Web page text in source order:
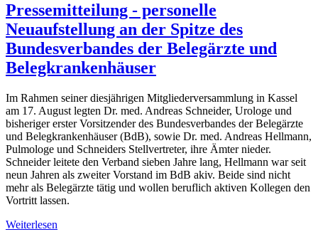
Pressemitteilung - personelle
Neuaufstellung an der Spitze des
Bundesverbandes der Belegärzte und
Belegkrankenhäuser
Im Rahmen seiner diesjährigen Mitgliederversammlung in Kassel
am 17. August legten Dr. med. Andreas Schneider, Urologe und
bisheriger erster Vorsitzender des Bundesverbandes der Belegärzte
und Belegkrankenhäuser (BdB), sowie Dr. med. Andreas Hellmann,
Pulmologe und Schneiders Stellvertreter, ihre Ämter nieder.
Schneider leitete den Verband sieben Jahre lang, Hellmann war seit
neun Jahren als zweiter Vorstand im BdB akiv. Beide sind nicht
mehr als Belegärzte tätig und wollen beruflich aktiven Kollegen den
Vortritt lassen.
Weiterlesen